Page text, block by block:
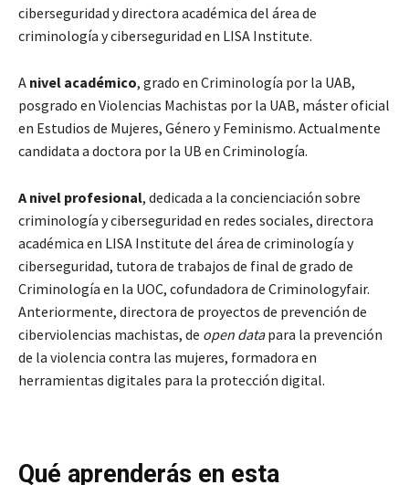
ciberseguridad y directora académica del área de
criminología y ciberseguridad en LISA Institute.
A nivel académico, grado en Criminología por la UAB,
posgrado en Violencias Machistas por la UAB, máster oficial
en Estudios de Mujeres, Género y Feminismo. Actualmente
candidata a doctora por la UB en Criminología.
A nivel profesional, dedicada a la concienciación sobre
criminología y ciberseguridad en redes sociales, directora
académica en LISA Institute del área de criminología y
ciberseguridad, tutora de trabajos de final de grado de
Criminología en la UOC, cofundadora de Criminologyfair.
Anteriormente, directora de proyectos de prevención de
ciberviolencias machistas, de open datapara la prevención
de la violencia contra las mujeres, formadora en
herramientas digitales para la protección digital.
Qué aprenderás en esta